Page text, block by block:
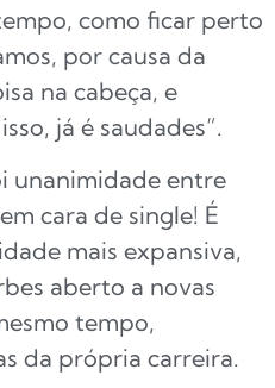
como ficar perto
por causa da
na cabeça, e
já é saudades”.
unanimidade entre
cara de single! É
mais expansiva,
aberto a novas
tempo,
da própria carreira.